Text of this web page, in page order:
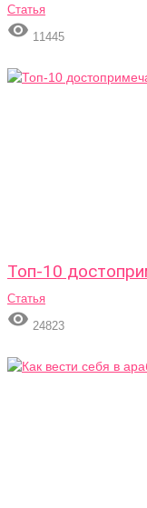
Статья
 11445
Топ-10
Статья
 24823